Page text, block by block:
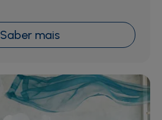
Saber mais